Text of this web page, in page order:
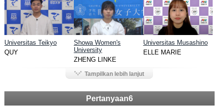
Universitas Teikyo
QUY
Showa Women's
University
ZHENG LINKE
Universitas Musashino
ELLE MARIE
Tampilkan lebih lanjut
Pertanyaan6